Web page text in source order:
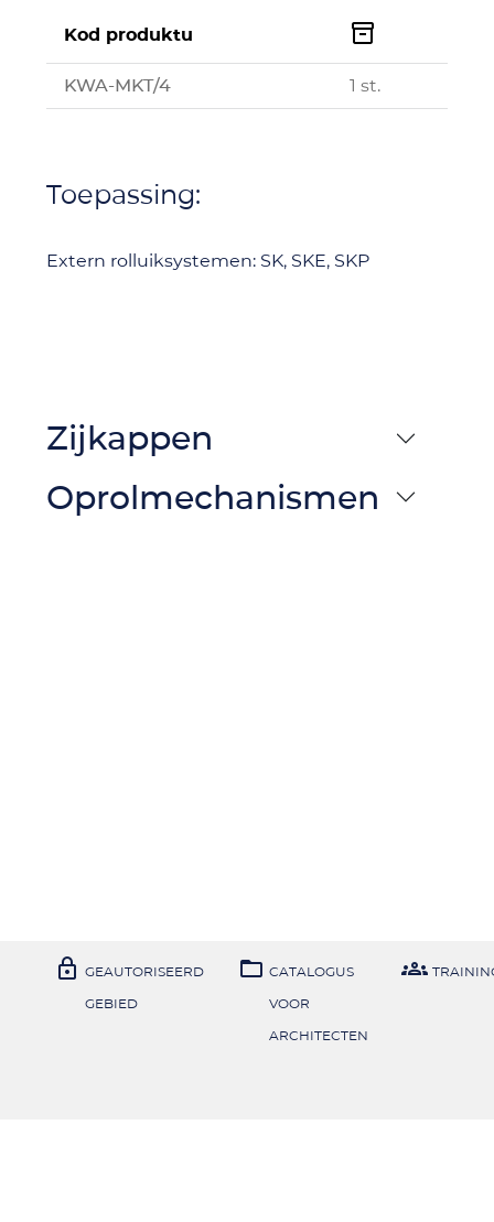
Kod produktu 
KWA-MKT/4 1 st.
Toepassing:
Extern rolluiksystemen: SK, SKE, SKP
Zijkappen
Oprolmechanismen
 GEAUTORISEERD
GEBIED
 CATALOGUS
VOOR
ARCHITECTEN
